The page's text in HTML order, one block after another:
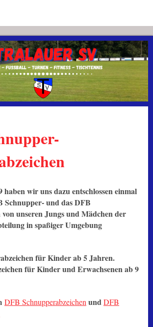
haben wir uns dazu entschlossen einmal
Schnupper- und das DFB
unseren Jungs und Mädchen der
in spaßiger Umgebung
für Kinder ab 5 Jahren.
für Kinder und Erwachsenen ab 9
DFB Schnupperabzeichen undDFB